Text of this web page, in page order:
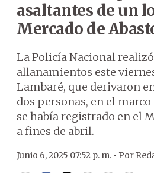
asaltantes de un
Mercado de
La Policía Nacional
allanamientos este
Lambaré, que derivaron
dos personas, en el
se había registrado en el
a fines de abril.
Junio 6, 2025 07:52 p. m. • Por